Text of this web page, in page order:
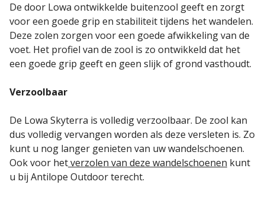
De door Lowa ontwikkelde buitenzool geeft en zorgt
voor een goede grip en stabiliteit tijdens het wandelen.
Deze zolen zorgen voor een goede afwikkeling van de
voet. Het profiel van de zool is zo ontwikkeld dat het
een goede grip geeft en geen slijk of grond vasthoudt.
Verzoolbaar
De Lowa Skyterra is volledig verzoolbaar. De zool kan
dus volledig vervangen worden als deze versleten is. Zo
kunt u nog langer genieten van uw wandelschoenen.
Ook voor hetverzolen van deze wandelschoenen kunt
u bij Antilope Outdoor terecht.